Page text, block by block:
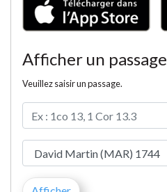
Afficher un passage
Veuillez saisir un passage.